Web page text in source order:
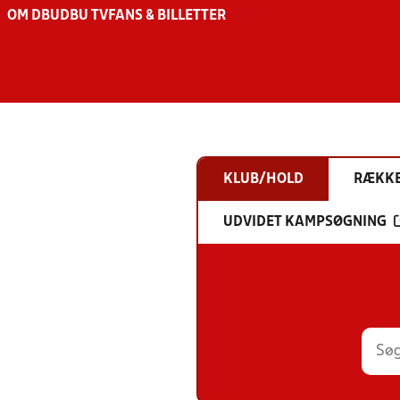
OM DBU DBU TV FANS & BILLETTER
KLUB/HOLD
UDVIDET KAMPSØGNING